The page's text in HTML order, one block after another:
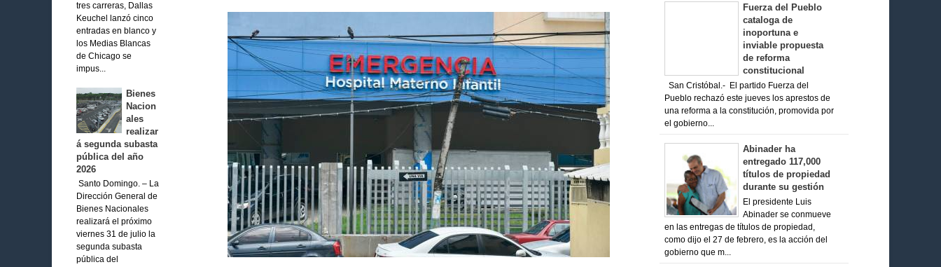
tres carreras, Dallas
Keuchel lanzó cinco
entradas en blanco y
los Medias Blancas
de Chicago se
impus...
Bienes
Nacion
ales
realizar
á segunda subasta
pública del año
2026
Santo Domingo. – La
Dirección General de
Bienes Nacionales
realizará el próximo
viernes 31 de julio la
segunda subasta
pública del
Fuerza del Pueblo
cataloga de
inoportuna e
inviable propuesta
de reforma
constitucional
San Cristóbal.- El partido Fuerza del
Pueblo rechazó este jueves los aprestos de
una reforma a la constitución, promovida por
el gobierno...
Abinader ha
entregado 117,000
títulos de propiedad
durante su gestión
El presidente Luis
Abinader se conmueve
en las entregas de títulos de propiedad,
como dijo el 27 de febrero, es la acción del
gobierno que m...